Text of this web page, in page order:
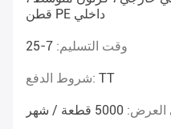
قطن PE داخلي
وقت التسليم: 7-25
شروط الدفع: TT
العرض: 5000 قطعة / شهر